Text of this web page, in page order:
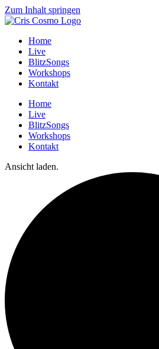
Zum Inhalt springen
Home
Live
BlitzSongs
Workshops
Kontakt
Home
Live
BlitzSongs
Workshops
Kontakt
Ansicht laden.